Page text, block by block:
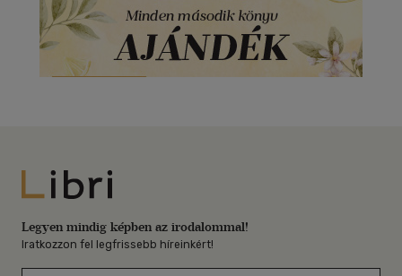
Libri
Legyen mindig képben az irodalommal!
Iratkozzon fel legfrissebb híreinkért!